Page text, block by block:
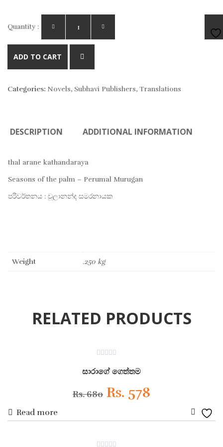
Quantity :
ADD TO CART
Categories: Novels, Subhavi Publishers, Translations
DESCRIPTION ADDITIONAL INFORMATION
thal arane kathandaraya
Seasons of the palm – Perumal Murugan
පරිවර්තනය : චූලානන්ද සමරනායක
Weight .250 kg
RELATED PRODUCTS
out
of
සාරාගේ ගෙත්තම
Rs.680 Original
price
was:
Rs. 578
price
Read more